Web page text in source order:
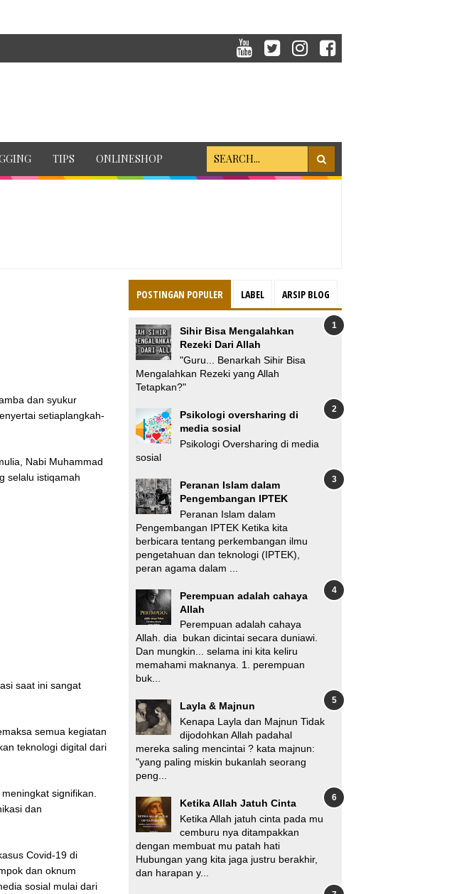
TIPS ONLINESHOP
dan syukur
setiaplangkah-
Nabi Muhammad
selalu istiqamah
saat ini sangat
semua kegiatan
teknologi digital dari
signifikan.
dan
Covid-19 di
dan oknum
sosial mulai dari
POSTINGAN POPULER LABEL ARSIP BLOG
Sihir Bisa Mengalahkan
Rezeki Dari Allah
"Guru... Benarkah Sihir Bisa
Mengalahkan Rezeki yang Allah
Tetapkan?"
Psikologi oversharing di
media sosial
Psikologi Oversharing di media
sosial
Peranan Islam dalam
Pengembangan IPTEK
Peranan Islam dalam
Pengembangan IPTEK Ketika kita
berbicara tentang perkembangan ilmu
pengetahuan dan teknologi (IPTEK),
peran agama dalam ...
Perempuan adalah cahaya
Allah
Perempuan adalah cahaya
Allah. dia bukan dicintai secara duniawi.
Dan mungkin... selama ini kita keliru
memahami maknanya. 1. perempuan
buk...
Layla & Majnun
Kenapa Layla dan Majnun Tidak
dijodohkan Allah padahal
mereka saling mencintai ? kata majnun:
"yang paling miskin bukanlah seorang
peng...
Ketika Allah Jatuh Cinta
Ketika Allah jatuh cinta pada mu
cemburu nya ditampakkan
dengan membuat mu patah hati
Hubungan yang kita jaga justru berakhir,
dan harapan y...